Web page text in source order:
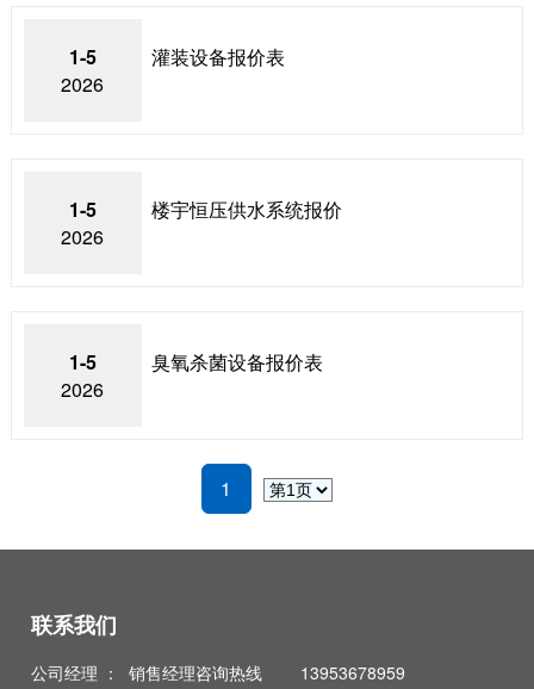
1-5
2026
灌装设备报价表
1-5
2026
楼宇恒压供水系统报价
1-5
2026
臭氧杀菌设备报价表
1
联系我们
公司经理 ： 销售经理咨询热线 13953678959